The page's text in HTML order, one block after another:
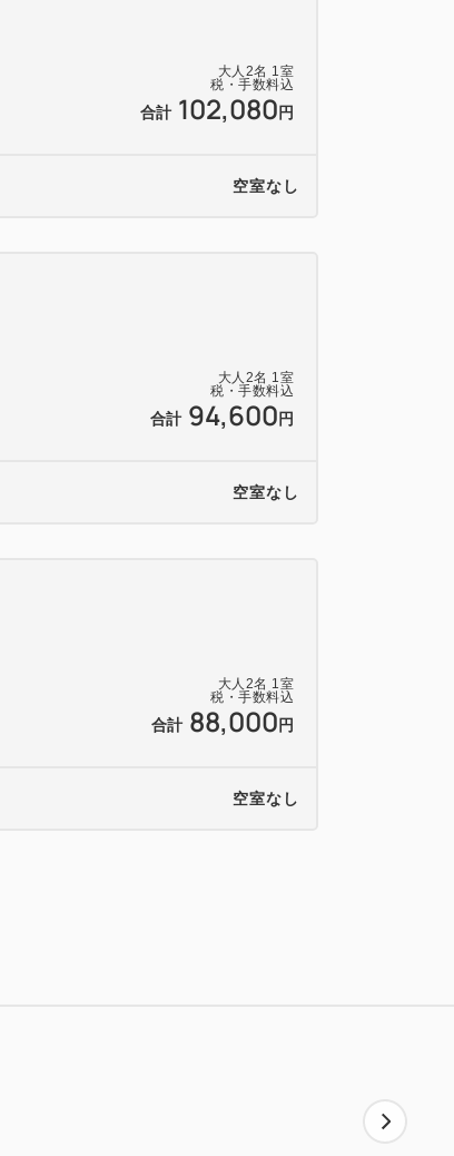
大人 2名 1室
税・手数料込
合計 102,080 円
空室なし
大人 2名 1室
税・手数料込
合計 94,600 円
空室なし
大人 2名 1室
税・手数料込
合計 88,000 円
空室なし